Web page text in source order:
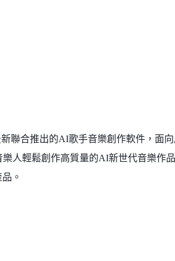
聯合推出的AI歌手音樂創作軟件，面
人輕鬆創作高質量的AI新世代音樂作
。